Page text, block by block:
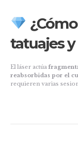
tatuajes
El láser actúa
reabsorbidas por el
requieren varias